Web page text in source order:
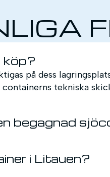
köp?
på dess
tekniska
begagnad
i Litauen?